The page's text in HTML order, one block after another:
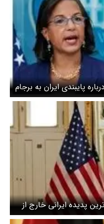
پایبندی ایران به برجام
پدیده ایرانی خارج از